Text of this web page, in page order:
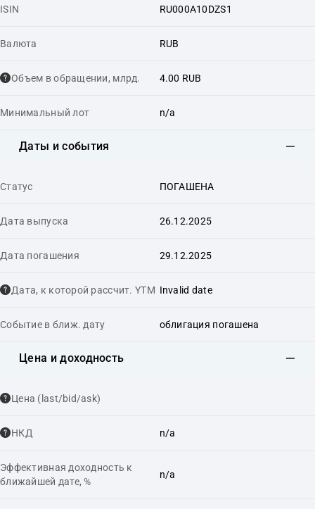
ISIN RU000A10DZS1
Валюта RUB
Объем в обращении, млрд. 4.00 RUB
Минимальный лот n/a
Даты и события
Статус ПОГАШЕНА
Дата выпуска 26.12.2025
Дата погашения 29.12.2025
Дата, к которой рассчит. YTM Invalid date
Событие в ближ. дату облигация погашена
Цена и доходность
Цена (last/bid/ask)
НКД n/a
Эффективная доходность к
ближайшей дате, %
n/a